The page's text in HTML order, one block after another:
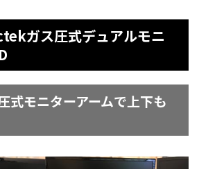
ガス圧式デュアルモニ
式モニターアームで上下も